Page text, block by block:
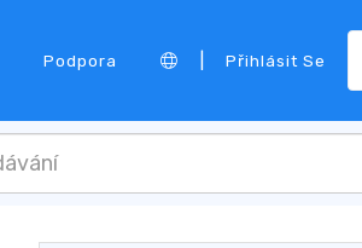
Podpora Přihlásit Se